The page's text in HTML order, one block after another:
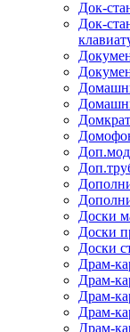
Док-
Док-
Доски
Доски
Доски
Драм-
Драм-
Драм-
Драм-
Драм-